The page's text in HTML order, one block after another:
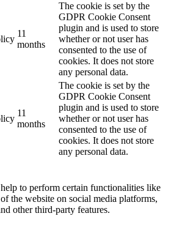
11
months
The cookie is set by the
GDPR Cookie Consent
plugin and is used to store
whether or not user has
consented to the use of
cookies. It does not store
any personal data.
11
months
The cookie is set by the
GDPR Cookie Consent
plugin and is used to store
whether or not user has
consented to the use of
cookies. It does not store
any personal data.
to perform certain functionalities like
the website on social media platforms,
other third-party features.